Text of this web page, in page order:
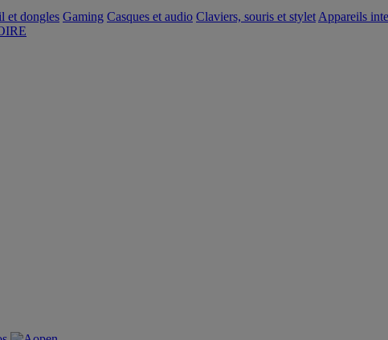
et dongles Gaming Casques et audio Claviers, souris et stylet Appareils